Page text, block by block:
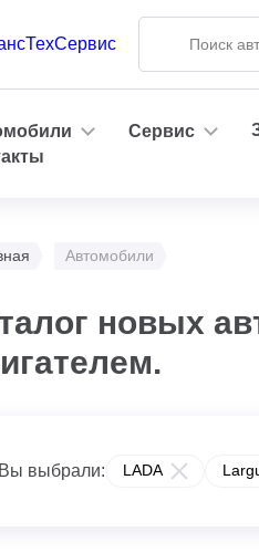
Сервис
Автомобили
новых
Вы выбрали: LADA